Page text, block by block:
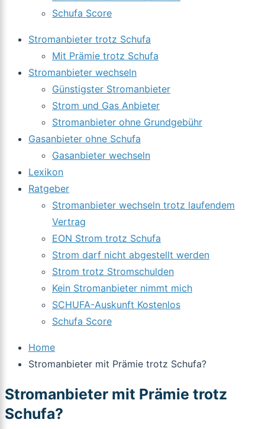
Schufa Score
Stromanbieter trotz Schufa
Mit Prämie trotz Schufa
Stromanbieter wechseln
Günstigster Stromanbieter
Strom und Gas Anbieter
Stromanbieter ohne Grundgebühr
Gasanbieter ohne Schufa
Gasanbieter wechseln
Lexikon
Ratgeber
Stromanbieter wechseln trotz laufendem
Vertrag
EON Strom trotz Schufa
Strom darf nicht abgestellt werden
Strom trotz Stromschulden
Kein Stromanbieter nimmt mich
SCHUFA-Auskunft Kostenlos
Schufa Score
Home
Stromanbieter mit Prämie trotz Schufa?
Stromanbieter mit Prämie trotz
Schufa?